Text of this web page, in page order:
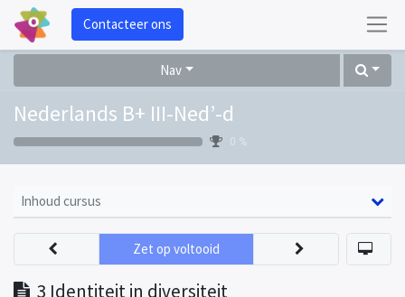
Contacteer ons
Nav
Nederlands B+ III-Ned’-d
0 %
Inhoud cursus
3 Identiteit in diversiteit
Zet op voltooid